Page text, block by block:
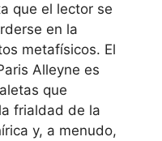
que el lector se
en la
metafísicos. El
Alleyne es
que
frialdad de la
y, a menudo,